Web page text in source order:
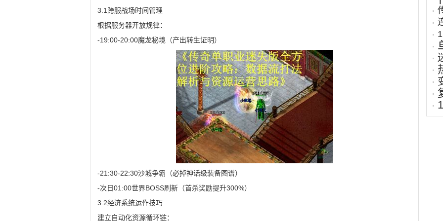
3.1跨服战场时间管理
根据服务器开放规律：
-19:00-20:00魔龙秘境（产出转生证明）
-21:30-22:30沙城争霸（必掉神话级装备图谱）
-次日01:00世界BOSS刷新（首杀奖励提升300%）
3.2经济系统运作技巧
建立自动化资源循环链：